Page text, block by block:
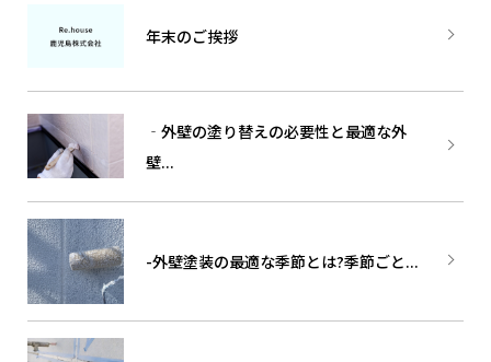
年末のご挨拶
‐外壁の塗り替えの必要性と最適な外
壁...
-外壁塗装の最適な季節とは?季節ごと...